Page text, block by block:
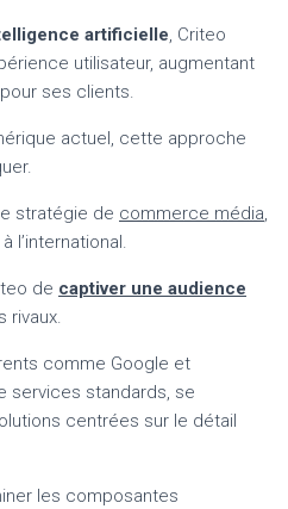
artificielle, Criteo
utilisateur, augmentant
ses clients.
actuel, cette approche
stratégie de commerce média,
l’international.
de captiver une audience
rivaux.
comme Google et
services standards, se
centrées sur le détail
les composantes